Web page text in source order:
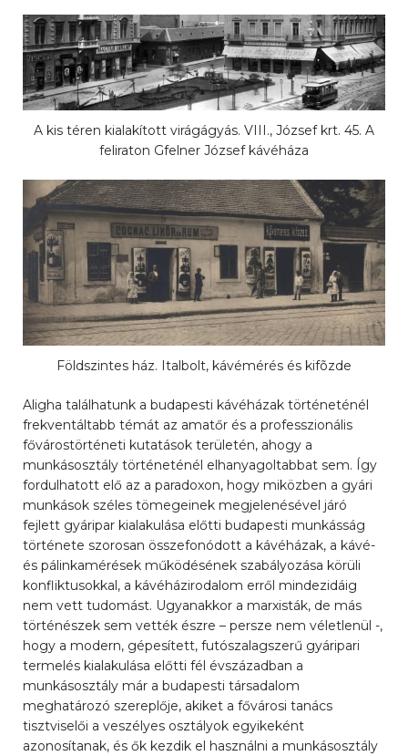
A kis téren kialakított virágágyás. VIII., József krt. 45. A
feliraton Gfelner József kávéháza
Földszintes ház. Italbolt, kávémérés és kifõzde
Aligha találhatunk a budapesti kávéházak történeténél
frekventáltabb témát az amatőr és a professzionális
fővárostörténeti kutatások területén, ahogy a
munkásosztály történeténél elhanyagoltabbat sem. Így
fordulhatott elő az a paradoxon, hogy miközben a gyári
munkások széles tömegeinek megjelenésével járó
fejlett gyáripar kialakulása előtti budapesti munkásság
története szorosan összefonódott a kávéházak, a kávé-
és pálinkamérések működésének szabályozása körüli
konfliktusokkal, a kávéházirodalom erről mindezidáig
nem vett tudomást. Ugyanakkor a marxisták, de más
történészek sem vették észre – persze nem véletlenül -,
hogy a modern, gépesített, futószalagszerű gyáripari
termelés kialakulása előtti fél évszázadban a
munkásosztály már a budapesti társadalom
meghatározó szereplője, akiket a fővárosi tanács
tisztviselői a veszélyes osztályok egyikeként
azonosítanak, és ők kezdik el használni a munkásosztály